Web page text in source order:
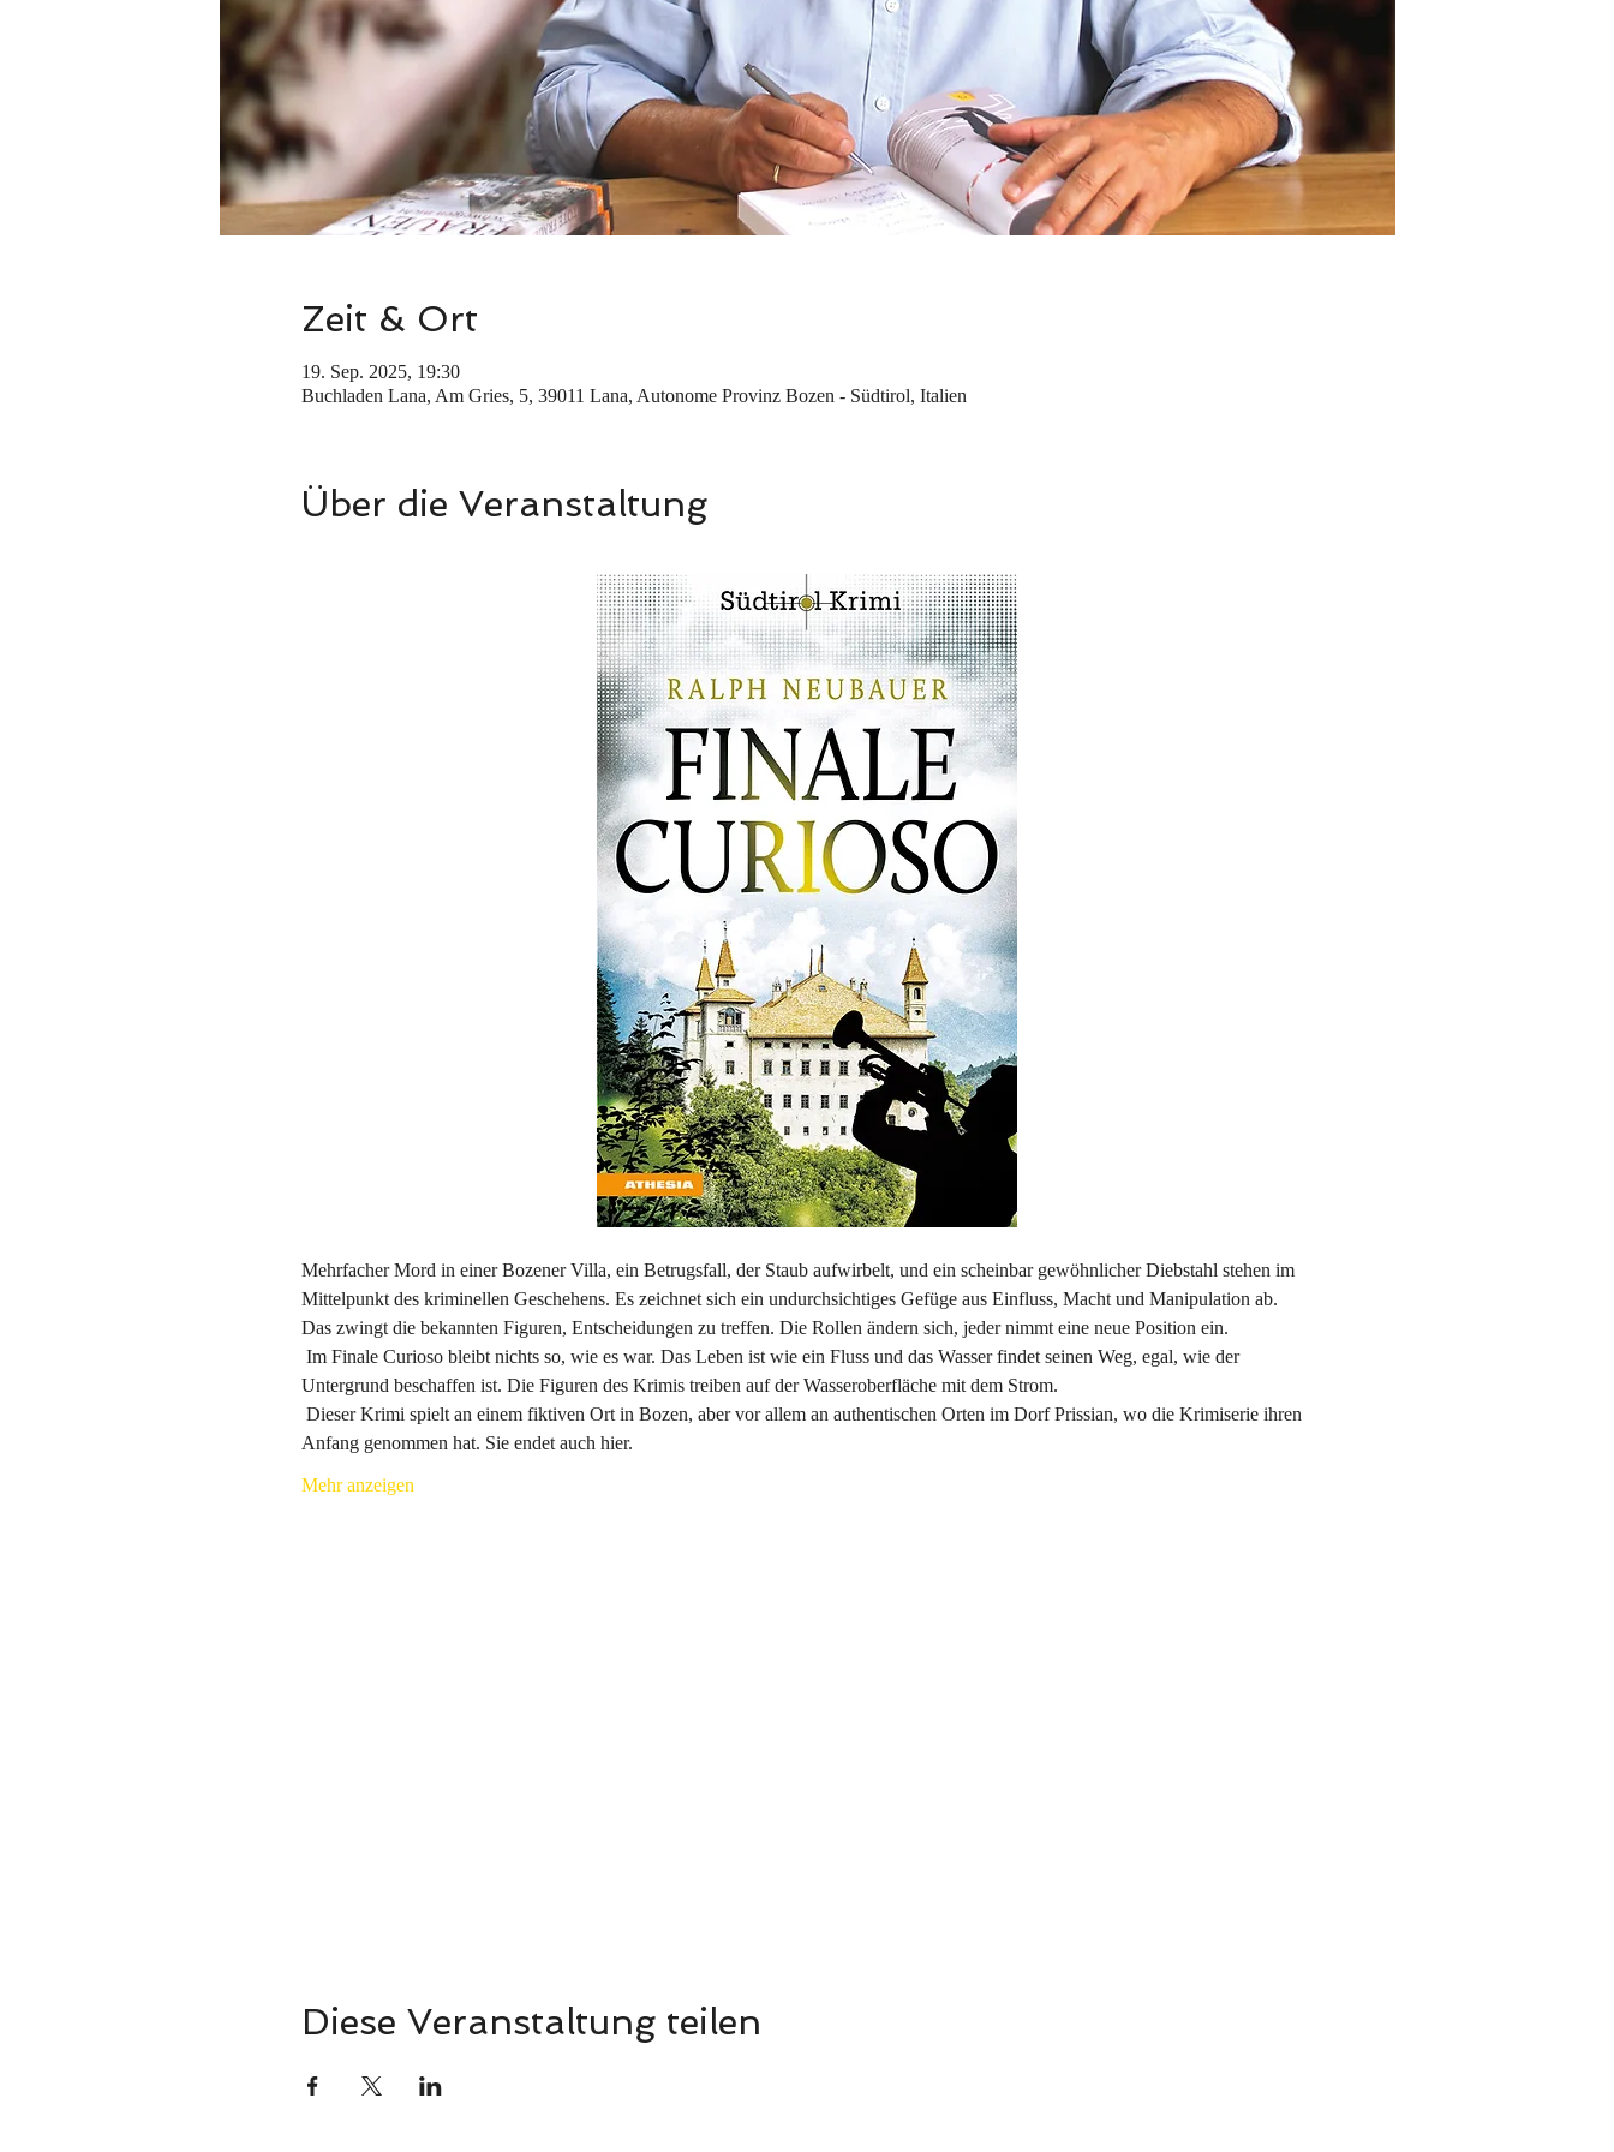
Zeit & Ort
19. Sep. 2025, 19:30
Buchladen Lana, Am Gries, 5, 39011 Lana, Autonome Provinz Bozen - Südtirol, Italien
Über die Veranstaltung
Mehrfacher Mord in einer Bozener Villa, ein Betrugsfall, der Staub aufwirbelt, und ein scheinbar gewöhnlicher Diebstahl stehen im
Mittelpunkt des kriminellen Geschehens. Es zeichnet sich ein undurchsichtiges Gefüge aus Einfluss, Macht und Manipulation ab.
Das zwingt die bekannten Figuren, Entscheidungen zu treffen. Die Rollen ändern sich, jeder nimmt eine neue Position ein.
Im Finale Curioso bleibt nichts so, wie es war. Das Leben ist wie ein Fluss und das Wasser findet seinen Weg, egal, wie der
Untergrund beschaffen ist. Die Figuren des Krimis treiben auf der Wasseroberfläche mit dem Strom.
Dieser Krimi spielt an einem fiktiven Ort in Bozen, aber vor allem an authentischen Orten im Dorf Prissian, wo die Krimiserie ihren
Anfang genommen hat. Sie endet auch hier.
Mehr anzeigen
Diese Veranstaltung teilen